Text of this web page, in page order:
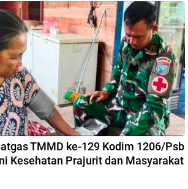
TMMD ke-129 Kodim 1206/Psb
Kesehatan Prajurit dan Masyarakat